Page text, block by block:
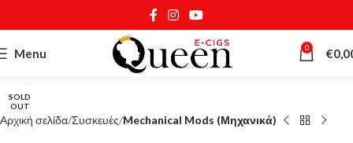
Menu 0 €
SOLD
OUT
Κάντε κλικ για μεγέθυνση
Αρχική σελίδα Συσκευές Mechanical Mods (Μηχανικά)